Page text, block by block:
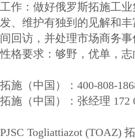
工作：做好俄罗斯拓施工
发、维护有独到的见解和
间回访，并处理市场商务
性格要求：够野，优单，
拓施（中国）：400-808-
拓施（中国）：张经理 172
PJSC Togliattiazot (TOAZ)